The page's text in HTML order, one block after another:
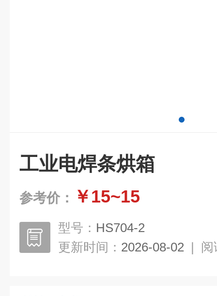
工业电焊条烘箱
参考价： ￥15~15
型号： HS704-2
更新时间： 2026-08-02 | 阅